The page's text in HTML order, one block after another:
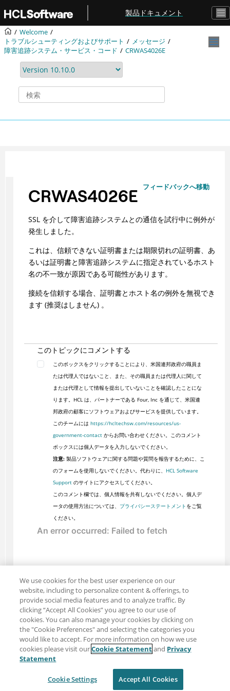
メインコンテンツにジャンプ
製品ドキュメント
Welcome
トラブルシューティングおよびサポート
メッセージ
障害追跡システム・サービス・コード
CRWAS4026E
フィードバックへ移動
CRWAS4026E
SSL を介して障害追跡システムとの通信を試行中に例外が
発生しました。
これは、信頼できない証明書または期限切れの証明書、あ
るいは証明書と障害追跡システムに指定されているホスト
名の不一致が原因である可能性があります。
接続を信頼する場合、証明書とホスト名の例外を無視でき
ます (推奨はしません) 。
このトピックにコメントする
このボックスをクリックすることにより、米国連邦政府の職員ま
たは代理人ではないこと、また、その職員または代理人に関して
または代理として情報を提出していないことを確認したことにな
ります。HCL は、パートナーである Four, Inc を通じて、米国連
邦政府の顧客にソフトウェアおよびサービスを提供しています。
このチームには https://hcltechsw.com/resources/us-
government-contactからお問い合わせください。このコメント
ボックスには個人データを入力しないでください。
注意:製品ソフトウェアに関する問題や質問を報告するために、こ
のフォームを使用しないでください。代わりに、 HCL Software
Supportのサイトにアクセスしてください。
このコメント欄では、個人情報を共有しないでください。個人デ
ータの使用方法については、 プライバシーステートメント をご覧
ください。
共有: メール
ツイッター
プライバシー
利用規約
We use cookies for the best user experience on our
website, including to personalize content & offerings, to
provide social media features and to analyze traffic. By
clicking “Accept All Cookies” you agree to our use of
cookies. You can also manage your cookies by clicking on
the "Cookie Preferences" and selecting the categories you
would like to accept. For more information on how we use
cookies please visit ourCookie Statementand Privacy
Statement
Cookie Settings Accept All Cookies